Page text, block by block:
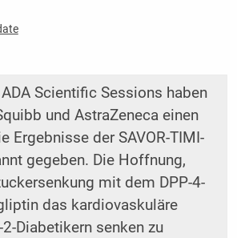
Scientific Sessions haben
und AstraZeneca einen
Ergebnisse der SAVOR-TIMI-
gegeben. Die Hoffnung,
mit dem DPP-4-
das kardiovaskuläre
Diabetikern senken zu